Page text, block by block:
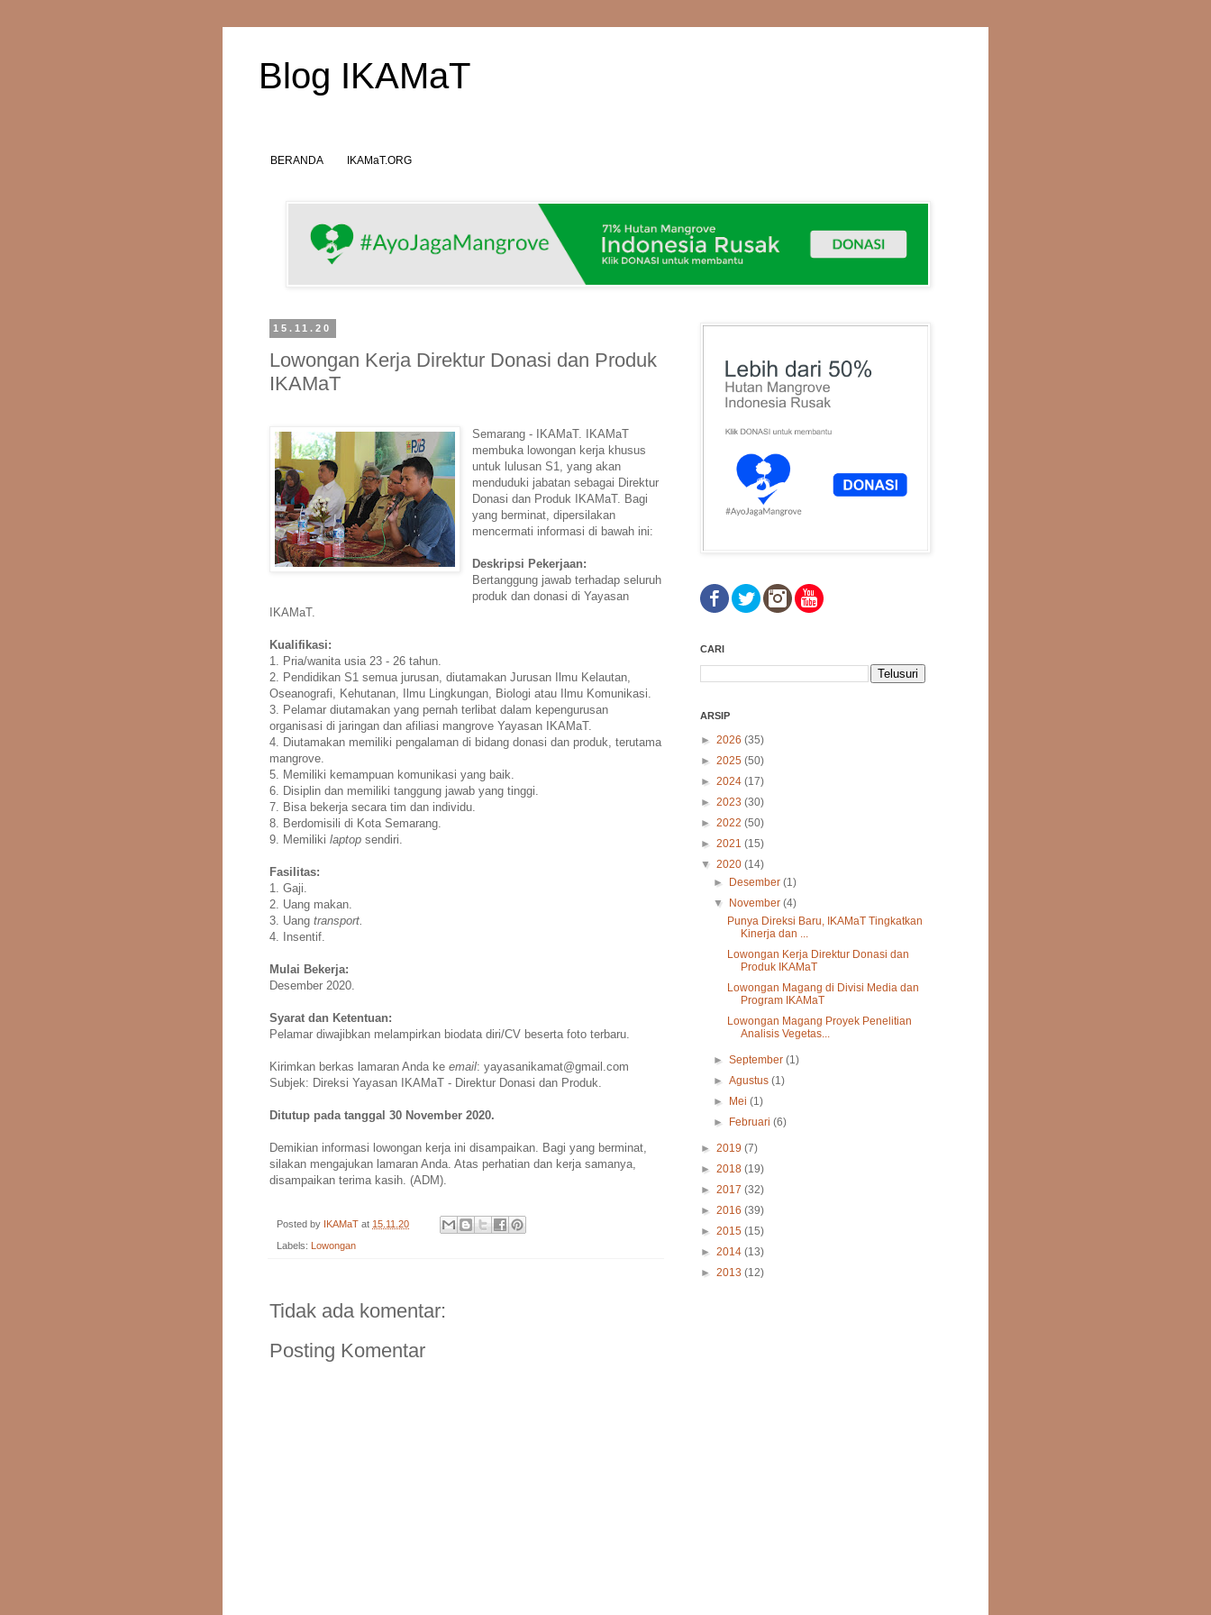
Blog IKAMaT
BERANDA IKAMaT.ORG
15.11.20
Lowongan Kerja Direktur Donasi dan Produk
IKAMaT
Semarang - IKAMaT. IKAMaT
membuka lowongan kerja khusus
untuk lulusan S1, yang akan
menduduki jabatan sebagai Direktur
Donasi dan Produk IKAMaT. Bagi
yang berminat, dipersilakan
mencermati informasi di bawah ini:
Deskripsi Pekerjaan:
Bertanggung jawab terhadap seluruh
produk dan donasi di Yayasan
IKAMaT.
Kualifikasi:
1. Pria/wanita usia 23 - 26 tahun.
2. Pendidikan S1 semua jurusan, diutamakan Jurusan Ilmu Kelautan,
Oseanografi, Kehutanan, Ilmu Lingkungan, Biologi atau Ilmu Komunikasi.
3. Pelamar diutamakan yang pernah terlibat dalam kepengurusan
organisasi di jaringan dan afiliasi mangrove Yayasan IKAMaT.
4. Diutamakan memiliki pengalaman di bidang donasi dan produk, terutama
mangrove.
5. Memiliki kemampuan komunikasi yang baik.
6. Disiplin dan memiliki tanggung jawab yang tinggi.
7. Bisa bekerja secara tim dan individu.
8. Berdomisili di Kota Semarang.
9. Memiliki laptop sendiri.
Fasilitas:
1. Gaji.
2. Uang makan.
3. Uang transport.
4. Insentif.
Mulai Bekerja:
Desember 2020.
Syarat dan Ketentuan:
Pelamar diwajibkan melampirkan biodata diri/CV beserta foto terbaru.
Kirimkan berkas lamaran Anda ke email: yayasanikamat@gmail.com
Subjek: Direksi Yayasan IKAMaT - Direktur Donasi dan Produk.
Ditutup pada tanggal 30 November 2020.
Demikian informasi lowongan kerja ini disampaikan. Bagi yang berminat,
silakan mengajukan lamaran Anda. Atas perhatian dan kerja samanya,
disampaikan terima kasih. (ADM).
Posted by IKAMaT at 15.11.20
Labels: Lowongan
Tidak ada komentar:
Posting Komentar
CARI
ARSIP
► 2026 (35)
► 2025 (50)
► 2024 (17)
► 2023 (30)
► 2022 (50)
► 2021 (15)
▼ 2020 (14)
►
Desember(1)
▼
November(4)
Punya Direksi Baru, IKAMaT Tingkatkan
Kinerja dan ...
Lowongan Kerja Direktur Donasi dan
Produk IKAMaT
Lowongan Magang di Divisi Media dan
Program IKAMaT
Lowongan Magang Proyek Penelitian
Analisis Vegetas...
►September(1)
►Agustus(1)
►
Mei(1)
►
Februari(6)
► 2019 (7)
► 2018 (19)
► 2017 (32)
► 2016 (39)
► 2015 (15)
► 2014 (13)
► 2013 (12)